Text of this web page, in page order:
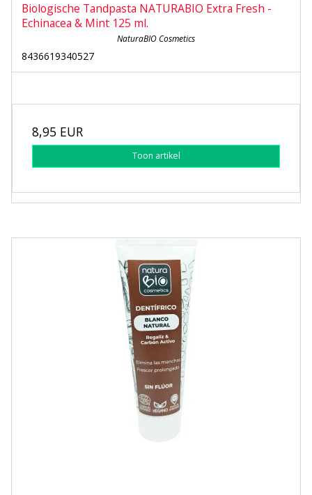
Biologische Tandpasta NATURABIO Extra Fresh -
Echinacea & Mint 125 ml.
NaturaBIO Cosmetics
8436619340527
8,95 EUR
Toon artikel